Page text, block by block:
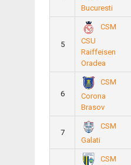
Bucuresti
5
CSM
CSU
Raiffeisen
Oradea
6
CSM
Corona
Brasov
7
CSM
Galati
CSM